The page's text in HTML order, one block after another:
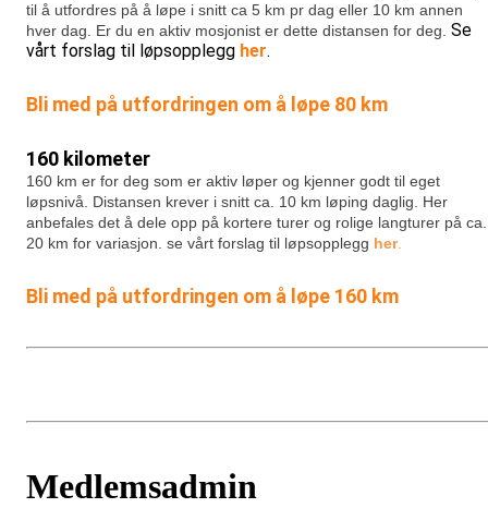
til å utfordres på å løpe i snitt ca 5 km pr dag eller 10 km annen
hver dag. Er du en aktiv mosjonist er dette distansen for deg. Se
vårt forslag til løpsopplegg her.
Bli med på utfordringen om å løpe 80 km
160 kilometer
160 km er for deg som er aktiv løper og kjenner godt til eget
løpsnivå. Distansen krever i snitt ca. 10 km løping daglig. Her
anbefales det å dele opp på kortere turer og rolige langturer på ca.
20 km for variasjon. se vårt forslag til løpsopplegg her.
Bli med på utfordringen om å løpe 160 km
Medlemsadmin